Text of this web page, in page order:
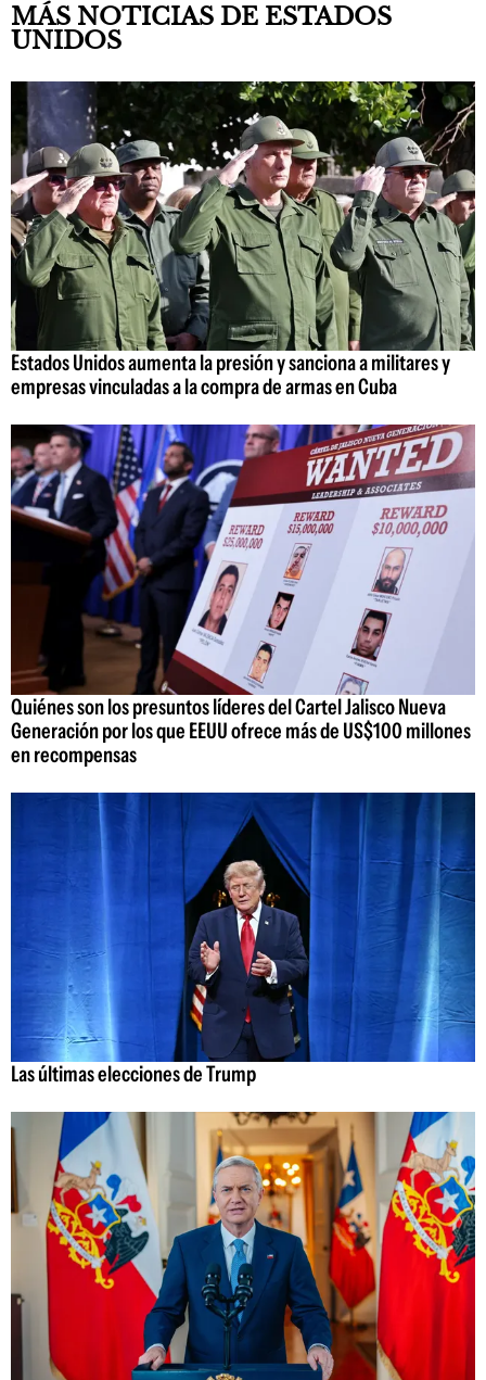
MÁS NOTICIAS DE ESTADOS
UNIDOS
Estados Unidos aumenta la presión y sanciona a militares y
empresas vinculadas a la compra de armas en Cuba
Quiénes son los presuntos líderes del Cartel Jalisco Nueva
Generación por los que EEUU ofrece más de US$100 millones
en recompensas
Las últimas elecciones de Trump